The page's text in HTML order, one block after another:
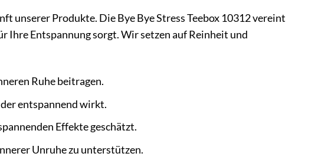
unserer Produkte. Die Bye Bye Stress Teebox 10312 vereint
Ihre Entspannung sorgt. Wir setzen auf Reinheit und
Ruhe beitragen.
entspannend wirkt.
Effekte geschätzt.
Unruhe zu unterstützen.